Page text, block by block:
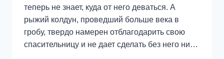
теперь не знает, куда от него деваться. А
рыжий колдун, проведший больше века в
гробу, твердо намерен отблагодарить свою
спасительницу и не дает сделать без него ни…